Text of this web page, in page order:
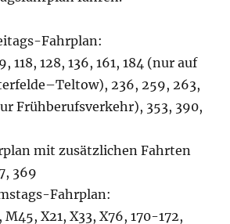
Fahrplan:
118, 128, 136, 161, 184 (nur auf
236, 259, 263,
Frühberufsverkehr), 353, 390,
mit zusätzlichen Fahrten
369
Fahrplan:
M45, X21, X33, X76, 170-172,